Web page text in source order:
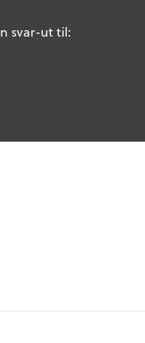
svar-ut til: